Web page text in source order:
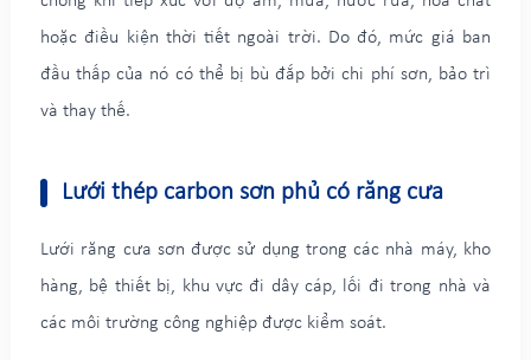
hoặc điều kiện thời tiết ngoài trời. Do đó, mức giá ban
đầu thấp của nó có thể bị bù đắp bởi chi phí sơn, bảo trì
và thay thế.
Lưới thép carbon sơn phủ có răng cưa
Lưới răng cưa sơn được sử dụng trong các nhà máy, kho
hàng, bệ thiết bị, khu vực đi dây cáp, lối đi trong nhà và
các môi trường công nghiệp được kiểm soát.